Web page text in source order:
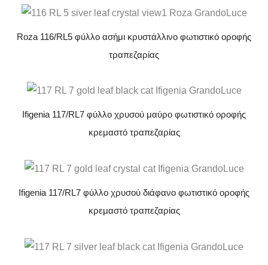
Roza 116/RL5 φύλλο ασήμι κρυστάλλινο φωτιστικό οροφής
τραπεζαρίας
Ifigenia 117/RL7 φύλλο χρυσού μαύρο φωτιστικό οροφής
κρεμαστό τραπεζαρίας
Ifigenia 117/RL7 φύλλο χρυσού διάφανο φωτιστικό οροφής
κρεμαστό τραπεζαρίας